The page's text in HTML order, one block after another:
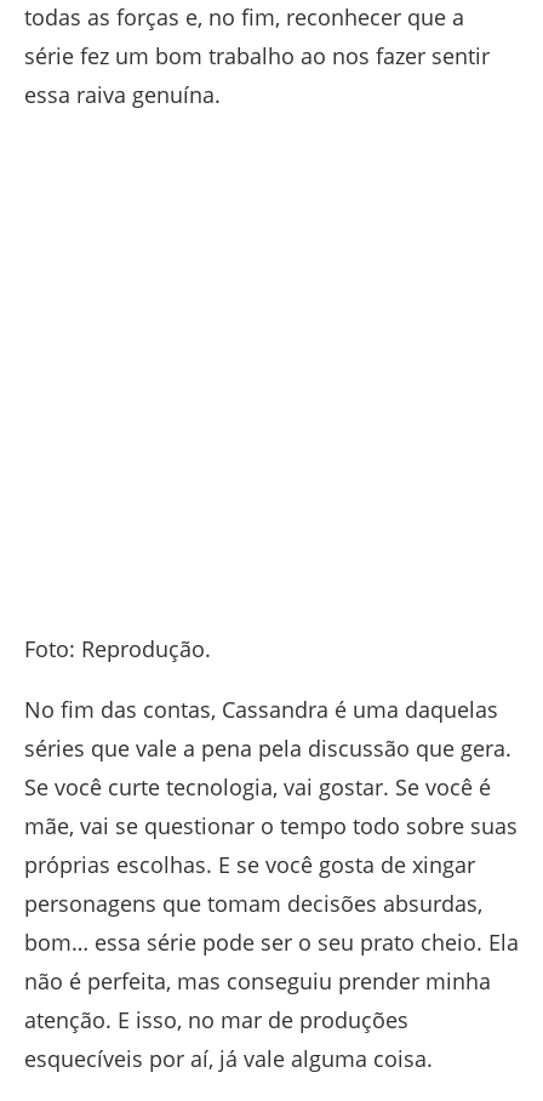
todas as forças e, no fim, reconhecer que a
série fez um bom trabalho ao nos fazer sentir
essa raiva genuína.
Foto: Reprodução.
No fim das contas, Cassandra é uma daquelas
séries que vale a pena pela discussão que gera.
Se você curte tecnologia, vai gostar. Se você é
mãe, vai se questionar o tempo todo sobre suas
próprias escolhas. E se você gosta de xingar
personagens que tomam decisões absurdas,
bom… essa série pode ser o seu prato cheio. Ela
não é perfeita, mas conseguiu prender minha
atenção. E isso, no mar de produções
esquecíveis por aí, já vale alguma coisa.